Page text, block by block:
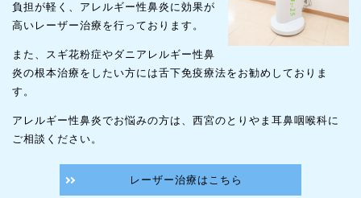
負担が軽く、アレルギー性鼻炎に効果が
高いレーザー治療を行っております。
また、スギ花粉症やダニアレルギー性鼻
炎の根本治療をしたい方には舌下免疫療法をお勧めしておりま
す。
アレルギー性鼻炎でお悩みの方は、西宮のとりやま耳鼻咽喉科に
ご相談ください。
レーザー治療はこちら